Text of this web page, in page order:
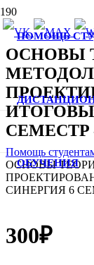
ПОМОЩЬ
ОБУЧЕНИЯ
ОСНОВЫ
СЕМЕСТР
Помощь
ОСНОВЫ
СИНЕРГИЯ 6
300₽